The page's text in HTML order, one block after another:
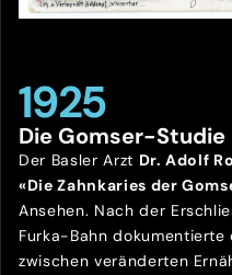
1925
Die Gomser-Studie
Der Basler Arzt Dr. Adolf
«Die Zahnkaries der
Ansehen. Nach der
Furka-Bahn dokumentierte
zwischen veränderten